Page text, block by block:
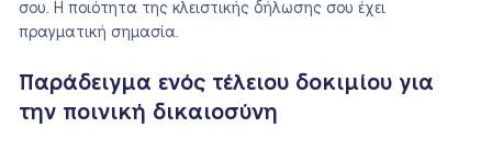
σου. Η ποιότητα της κλειστικής δήλωσης σου έχει
πραγματική σημασία.
Παράδειγμα ενός τέλειου δοκιμίου για
την ποινική δικαιοσύνη